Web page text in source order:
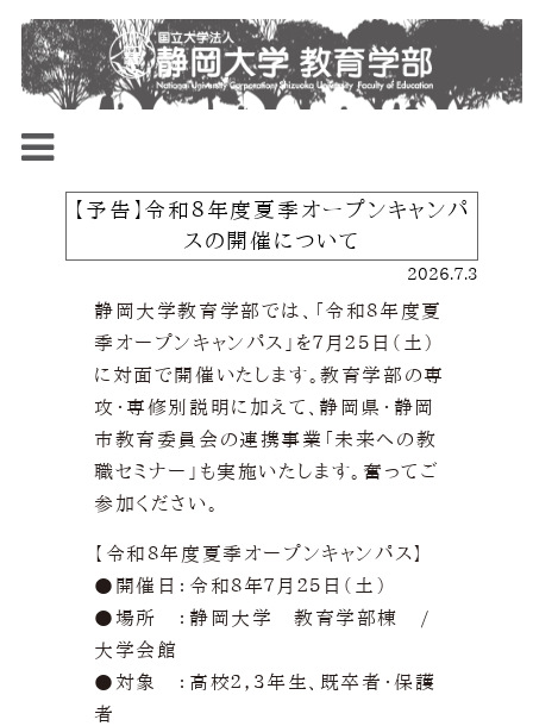
【予告】令和８年度夏季オープンキャンパ
スの開催について
2026.7.3
静岡大学教育学部では、「令和８年度夏
季オープンキャンパス」を７月２５日（土）
に対面で開催いたします。教育学部の専
攻・専修別説明に加えて、静岡県・静岡
市教育委員会の連携事業「未来への教
職セミナー」も実施いたします。奮ってご
参加ください。
【令和８年度夏季オープンキャンパス】
●開催日：令和８年７月２５日（土）
●場所 ：静岡大学 教育学部棟 /
大学会館
●対象 ：高校２，３年生、既卒者・保護
者